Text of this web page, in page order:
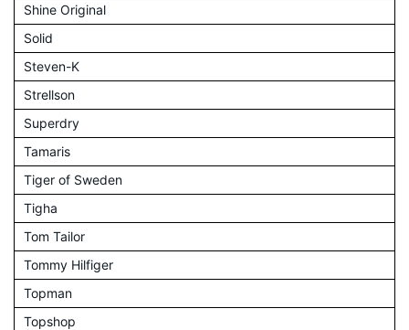
Shine Original
Solid
Steven-K
Strellson
Superdry
Tamaris
Tiger of Sweden
Tigha
Tom Tailor
Tommy Hilfiger
Topman
Topshop